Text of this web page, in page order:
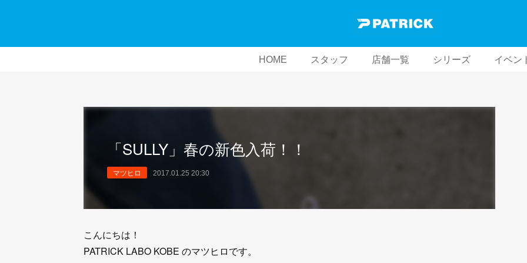
HOME スタッフ 店舗一覧 シリーズ イベン
「SULLY」春の新色入荷！！
マツヒロ 2017.01.25 20:30
こんにちは！
PATRICK LABO KOBE のマツヒロです。